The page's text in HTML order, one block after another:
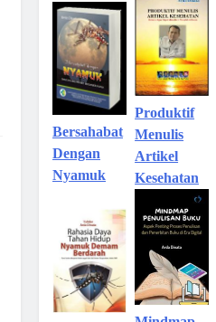
Bersahabat
Dengan
Nyamuk
Produktif
Menulis
Artikel
Kesehatan